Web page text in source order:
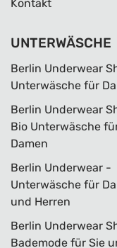
Kontakt
UNTERWÄSCHE
Berlin Underwear
Unterwäsche für
Berlin Underwear
Bio Unterwäsche
Damen
Berlin Underwear -
Unterwäsche für
und Herren
Berlin Underwear
Bademode für Sie